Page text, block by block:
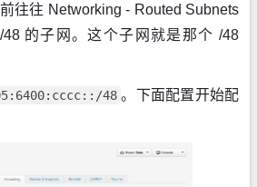
往往 Networking - Routed Subnets
的子网。这个子网就是那个 /48
48 。下面配置开始配